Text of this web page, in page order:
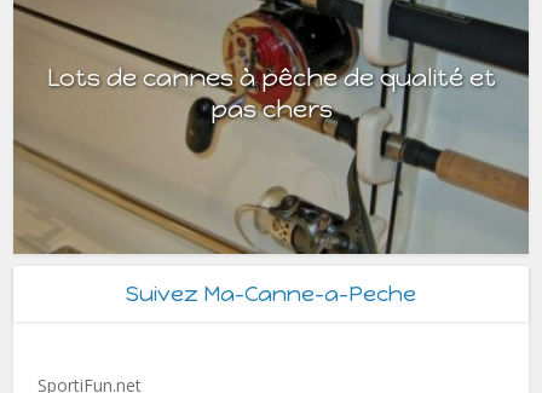
Lots de cannes à pêche de qualité et
pas chers
Suivez Ma-Canne-a-Peche
SportiFun.net